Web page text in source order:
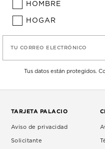
HOMBRE
HOGAR
TU CORREO ELECTRÓNICO
Tus datos están protegidos.
TARJETA PALACIO
Aviso de privacidad
Solicitante